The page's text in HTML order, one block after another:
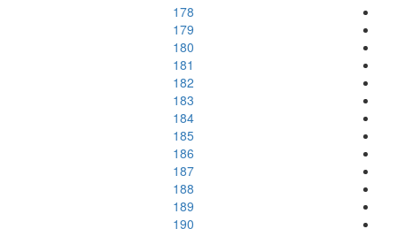
178
179
180
181
182
183
184
185
186
187
188
189
190